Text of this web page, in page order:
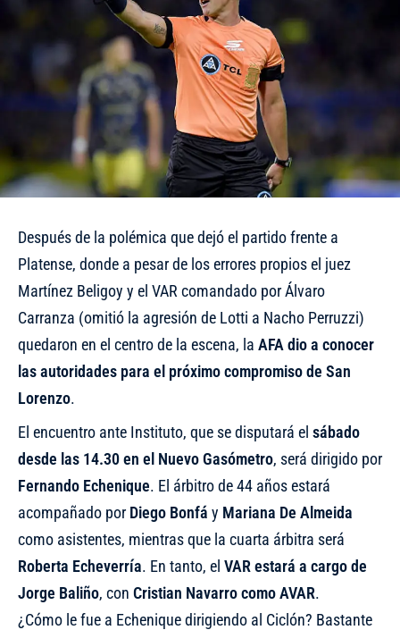
Después de la polémica que dejó el partido frente a
Platense, donde a pesar de los errores propios el juez
Martínez Beligoy y el VAR comandado por Álvaro
Carranza (omitió la agresión de Lotti a Nacho Perruzzi)
quedaron en el centro de la escena, la AFA dio a conocer
las autoridades para el próximo compromiso de San
Lorenzo.
El encuentro ante Instituto, que se disputará el sábado
desde las 14.30 en el Nuevo Gasómetro, será dirigido por
Fernando Echenique. El árbitro de 44 años estará
acompañado por Diego Bonfá y Mariana De Almeida
como asistentes, mientras que la cuarta árbitra será
Roberta Echeverría. En tanto, el VAR estará a cargo de
Jorge Baliño, con Cristian Navarro como AVAR.
¿Cómo le fue a Echenique dirigiendo al Ciclón? Bastante